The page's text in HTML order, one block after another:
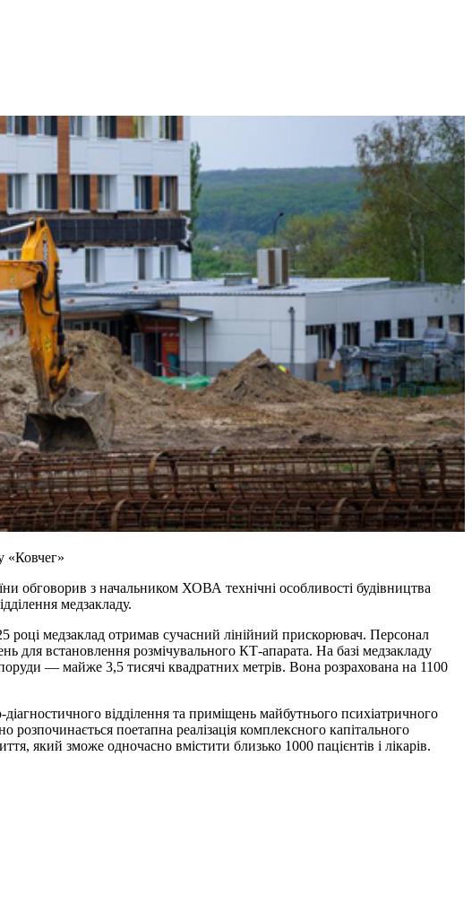
«Ковчег»
обговорив з начальником ХОВА технічні особливості будівництва
медзакладу.
році медзаклад отримав сучасний лінійний прискорювач. Персонал
для встановлення розмічувального КТ-апарата. На базі медзакладу
— майже 3,5 тисячі квадратних метрів. Вона розрахована на 1100
відділення та приміщень майбутнього психіатричного
розпочинається поетапна реалізація комплексного капітального
який зможе одночасно вмістити близько 1000 пацієнтів і лікарів.